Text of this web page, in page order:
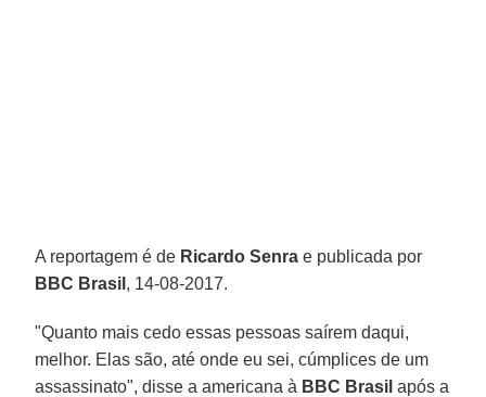
A reportagem é de Ricardo Senra e publicada por
BBC Brasil , 14-08-2017.
"Quanto mais cedo essas pessoas saírem daqui,
melhor. Elas são, até onde eu sei, cúmplices de um
assassinato", disse a americana à BBC Brasil após a